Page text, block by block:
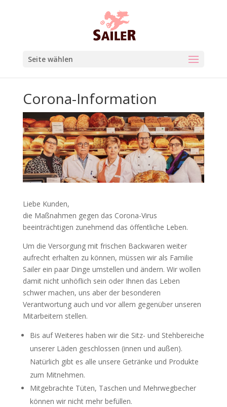
Seite wählen
Corona-Information
Liebe Kunden,
die Maßnahmen gegen das Corona-Virus
beeinträchtigen zunehmend das öffentliche Leben.
Um die Versorgung mit frischen Backwaren weiter
aufrecht erhalten zu können, müssen wir als Familie
Sailer ein paar Dinge umstellen und ändern. Wir wollen
damit nicht unhöflich sein oder Ihnen das Leben
schwer machen, uns aber der besonderen
Verantwortung auch und vor allem gegenüber unseren
Mitarbeitern stellen.
Bis auf Weiteres haben wir die Sitz- und Stehbereiche
unserer Läden geschlossen (innen und außen).
Natürlich gibt es alle unsere Getränke und Produkte
zum Mitnehmen.
Mitgebrachte Tüten, Taschen und Mehrwegbecher
können wir nicht mehr befüllen.